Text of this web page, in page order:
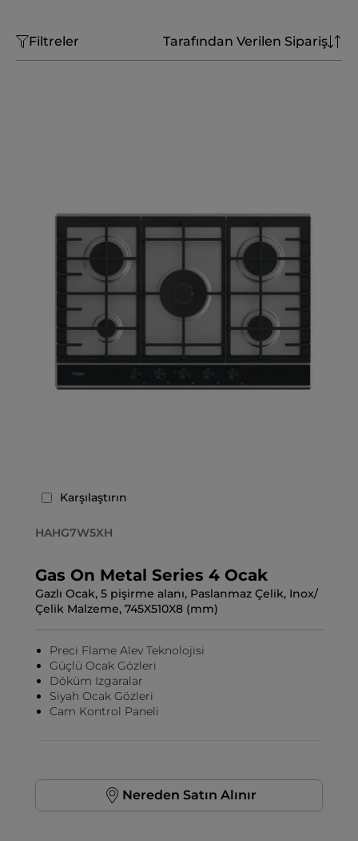
Filtreler Tarafından Verilen Sipariş
Karşılaştırın
HAHG7W5XH
Gas On Metal Series 4 Ocak
Gazlı Ocak, 5 pişirme alanı, Paslanmaz Çelik, Inox/
Çelik Malzeme, 745X510X8 (mm)
Preci Flame Alev Teknolojisi
Güçlü Ocak Gözleri
Döküm Izgaralar
Siyah Ocak Gözleri
Cam Kontrol Paneli
Nereden Satın Alınır